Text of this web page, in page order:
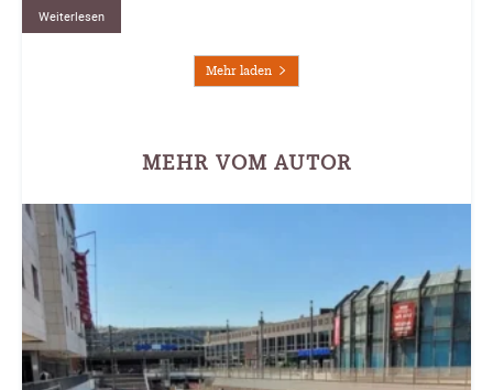
Weiterlesen
Mehr laden
MEHR VOM AUTOR